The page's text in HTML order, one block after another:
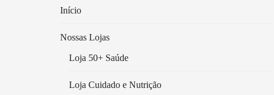
Início
Nossas Lojas
Loja 50+ Saúde
Loja Cuidado e Nutrição